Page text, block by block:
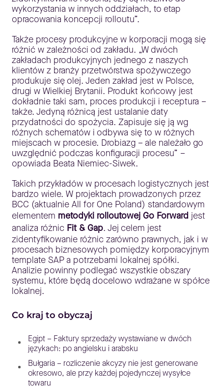
wykorzystania w innych oddziałach, to etap
opracowania koncepcji rolloutu”.
Także procesy produkcyjne w korporacji mogą się
różnić w zależności od zakładu. „W dwóch
zakładach produkcyjnych jednego z naszych
klientów z branży przetwórstwa spożywczego
produkuje się olej. Jeden zakład jest w Polsce,
drugi w Wielkiej Brytanii. Produkt końcowy jest
dokładnie taki sam, proces produkcji i receptura –
także. Jedyną różnicą jest ustalanie daty
przydatności do spożycia. Zapisuje się ją wg
różnych schematów i odbywa się to w różnych
miejscach w procesie. Drobiazg – ale należało go
uwzględnić podczas konfiguracji procesu” –
opowiada Beata Niemiec-Siwek.
Takich przykładów w procesach logistycznych jest
bardzo wiele. W projektach prowadzonych przez
BCC (aktualnie All for One Poland) standardowym
elementem metodyki rolloutowej Go Forward jest
analiza różnic Fit & Gap. Jej celem jest
zidentyfikowanie różnic zarówno prawnych, jak i w
procesach biznesowych pomiędzy korporacyjnym
template SAP a potrzebami lokalnej spółki.
Analizie powinny podlegać wszystkie obszary
systemu, które będą docelowo wdrażane w spółce
lokalnej.
Co kraj to obyczaj
Egipt – Faktury sprzedaży wystawiane w dwóch
językach: po angielsku i arabsku
Bułgaria – rozliczenie akcyzy nie jest generowane
okresowo, ale przy każdej pojedynczej wysyłce
towaru